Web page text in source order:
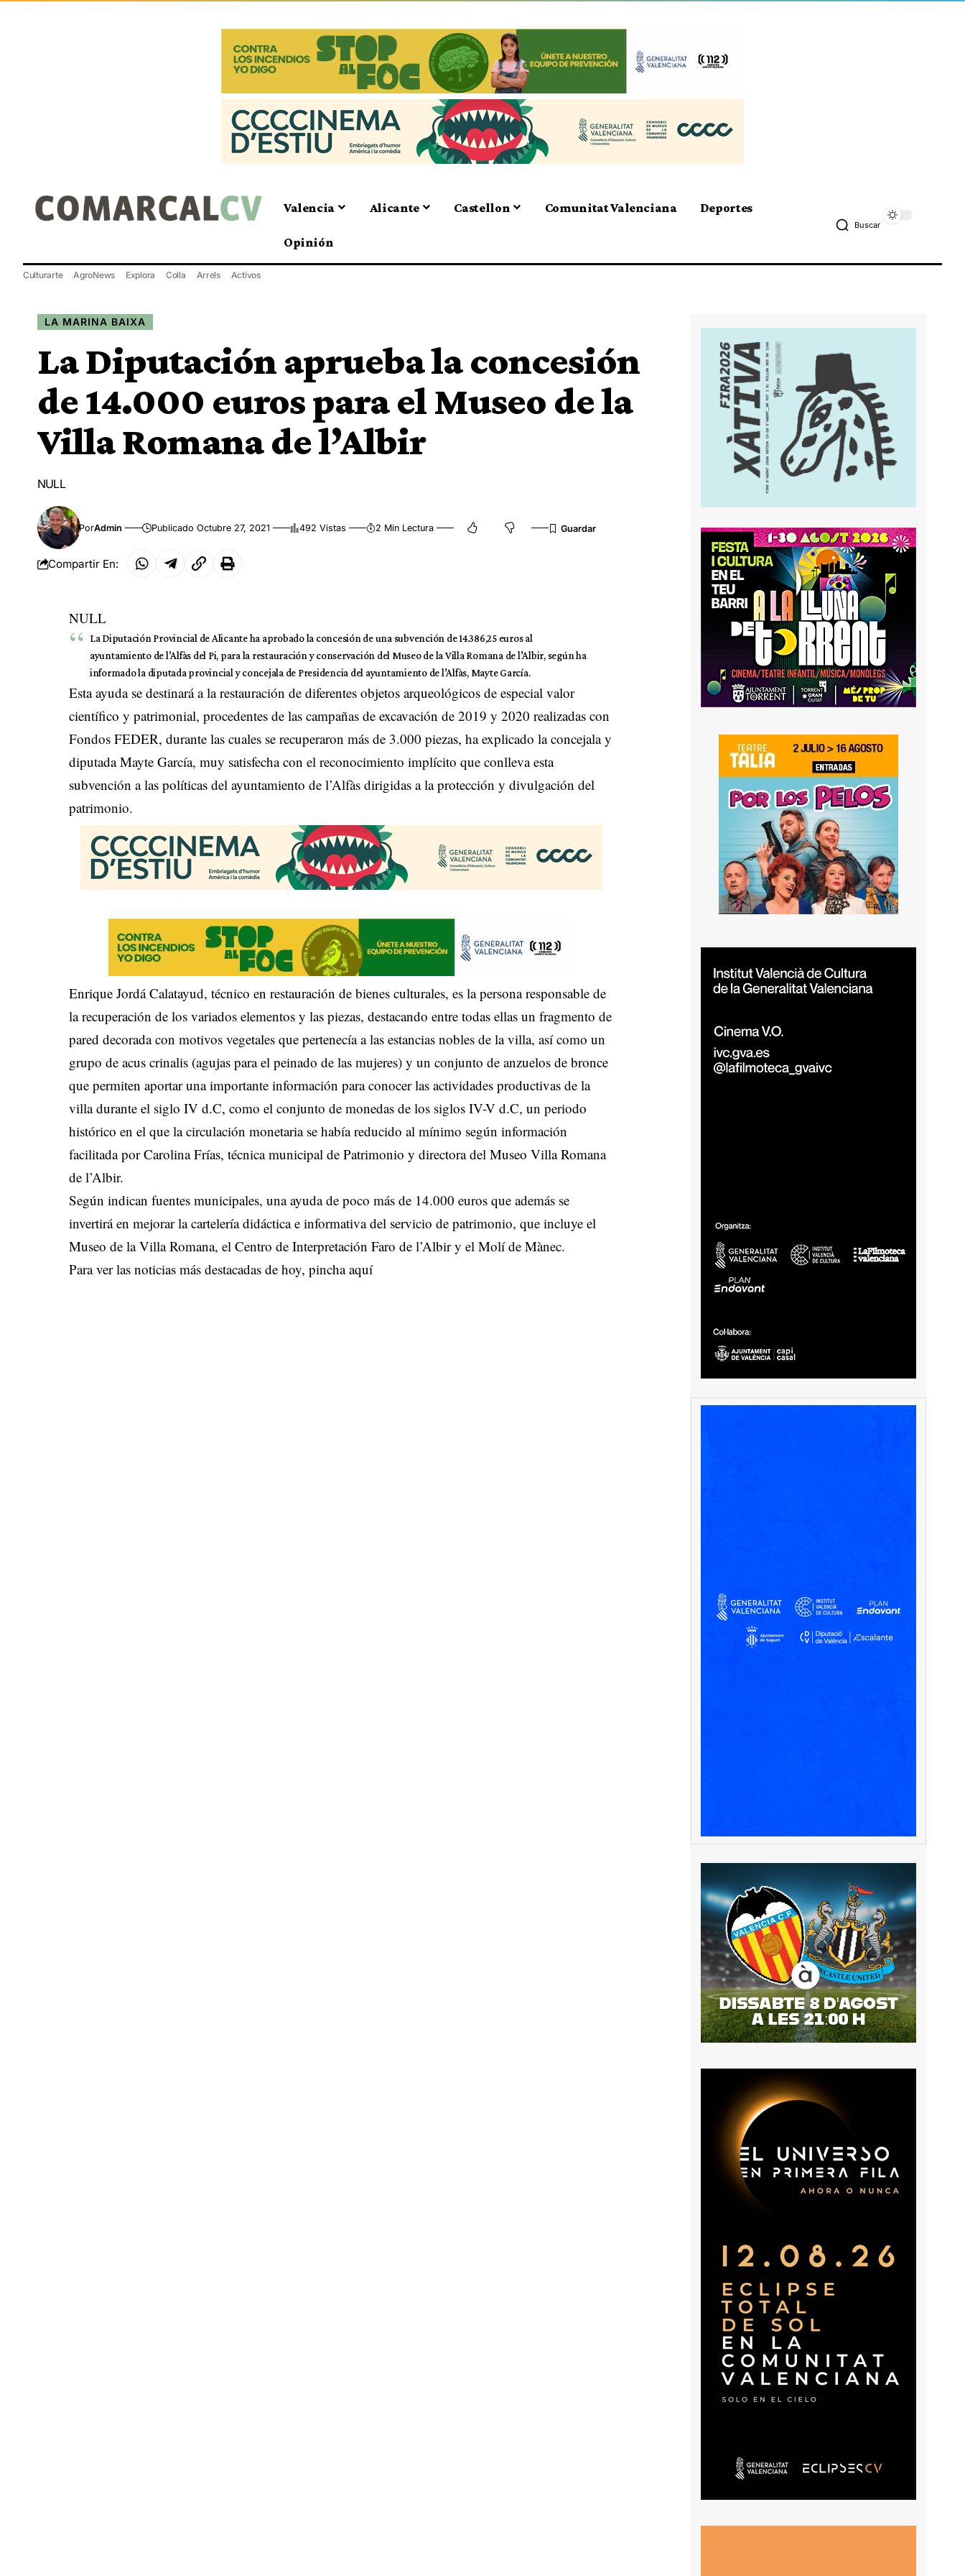
Valencia Alicante Castellon Comunitat Valenciana Deportes
Opinión
Buscar
Culturarte AgroNews Explora Colla Arrels Activos
LA MARINA BAIXA
La Diputación aprueba la concesión
de 14.000 euros para el Museo de la
Villa Romana de l’Albir
NULL
PorAdmin Publicado Octubre 27, 2021 492 Vistas 2 Min Lectura
Compartir En:
NULL
La Diputación Provincial de Alicante ha aprobado la concesión de una subvención de 14.386,25 euros al
ayuntamiento de l’Alfàs del Pi, para la restauración y conservación del Museo de la Villa Romana de l’Albir, según ha
informado la diputada provincial y concejala de Presidencia del ayuntamiento de l’Alfàs, Mayte García.
Esta ayuda se destinará a la restauración de diferentes objetos arqueológicos de especial valor
científico y patrimonial, procedentes de las campañas de excavación de 2019 y 2020 realizadas con
Fondos FEDER, durante las cuales se recuperaron más de 3.000 piezas, ha explicado la concejala y
diputada Mayte García, muy satisfecha con el reconocimiento implícito que conlleva esta
subvención a las políticas del ayuntamiento de l’Alfàs dirigidas a la protección y divulgación del
patrimonio.
Enrique Jordá Calatayud, técnico en restauración de bienes culturales, es la persona responsable de
la recuperación de los variados elementos y las piezas, destacando entre todas ellas un fragmento de
pared decorada con motivos vegetales que pertenecía a las estancias nobles de la villa, así como un
grupo de acus crinalis (agujas para el peinado de las mujeres) y un conjunto de anzuelos de bronce
que permiten aportar una importante información para conocer las actividades productivas de la
villa durante el siglo IV d.C, como el conjunto de monedas de los siglos IV-V d.C, un periodo
histórico en el que la circulación monetaria se había reducido al mínimo según información
facilitada por Carolina Frías, técnica municipal de Patrimonio y directora del Museo Villa Romana
de l’Albir.
Según indican fuentes municipales, una ayuda de poco más de 14.000 euros que además se
invertirá en mejorar la cartelería didáctica e informativa del servicio de patrimonio, que incluye el
Museo de la Villa Romana, el Centro de Interpretación Faro de l’Albir y el Molí de Mànec.
Para ver las noticias más destacadas de hoy, pincha aquí